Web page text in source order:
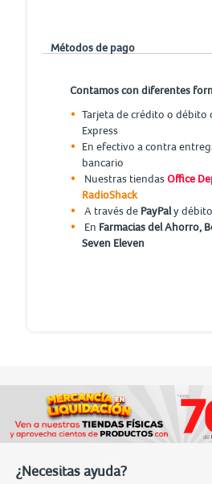
Métodos de pago
Contamos con diferentes
Tarjeta de crédito o débito
Express
En efectivo a contra
bancario
Nuestras tiendasOffice
RadioShack
A través de PayPaly
En Farmacias del Ahorro,
Seven Eleven
¿Necesitas ayuda?